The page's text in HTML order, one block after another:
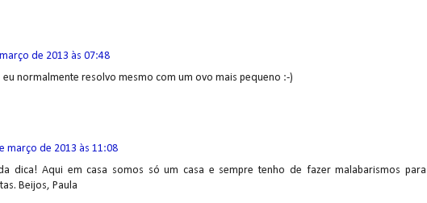
de 2013 às 07:48
normalmente resolvo mesmo com um ovo mais pequeno :-)
março de 2013 às 11:08
dica! Aqui em casa somos só um casa e sempre tenho de fazer malabarismos para
Beijos, Paula